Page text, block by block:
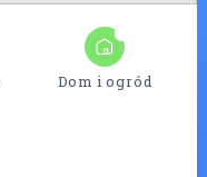
Dom i ogród